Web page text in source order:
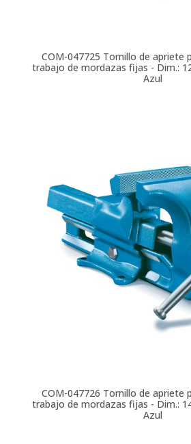
COM-047725 Tornillo de apriete
trabajo de mordazas fijas - Dim.:
Azul
COM-047726 Tornillo de apriete
trabajo de mordazas fijas - Dim.:
Azul